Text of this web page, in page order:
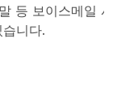
등 보이스메일 사
니다.